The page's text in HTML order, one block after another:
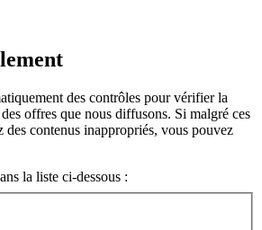
des contrôles pour vérifier la
offres que nous diffusons. Si malgré ces
des contenus inappropriés, vous pouvez
la liste ci-dessous :